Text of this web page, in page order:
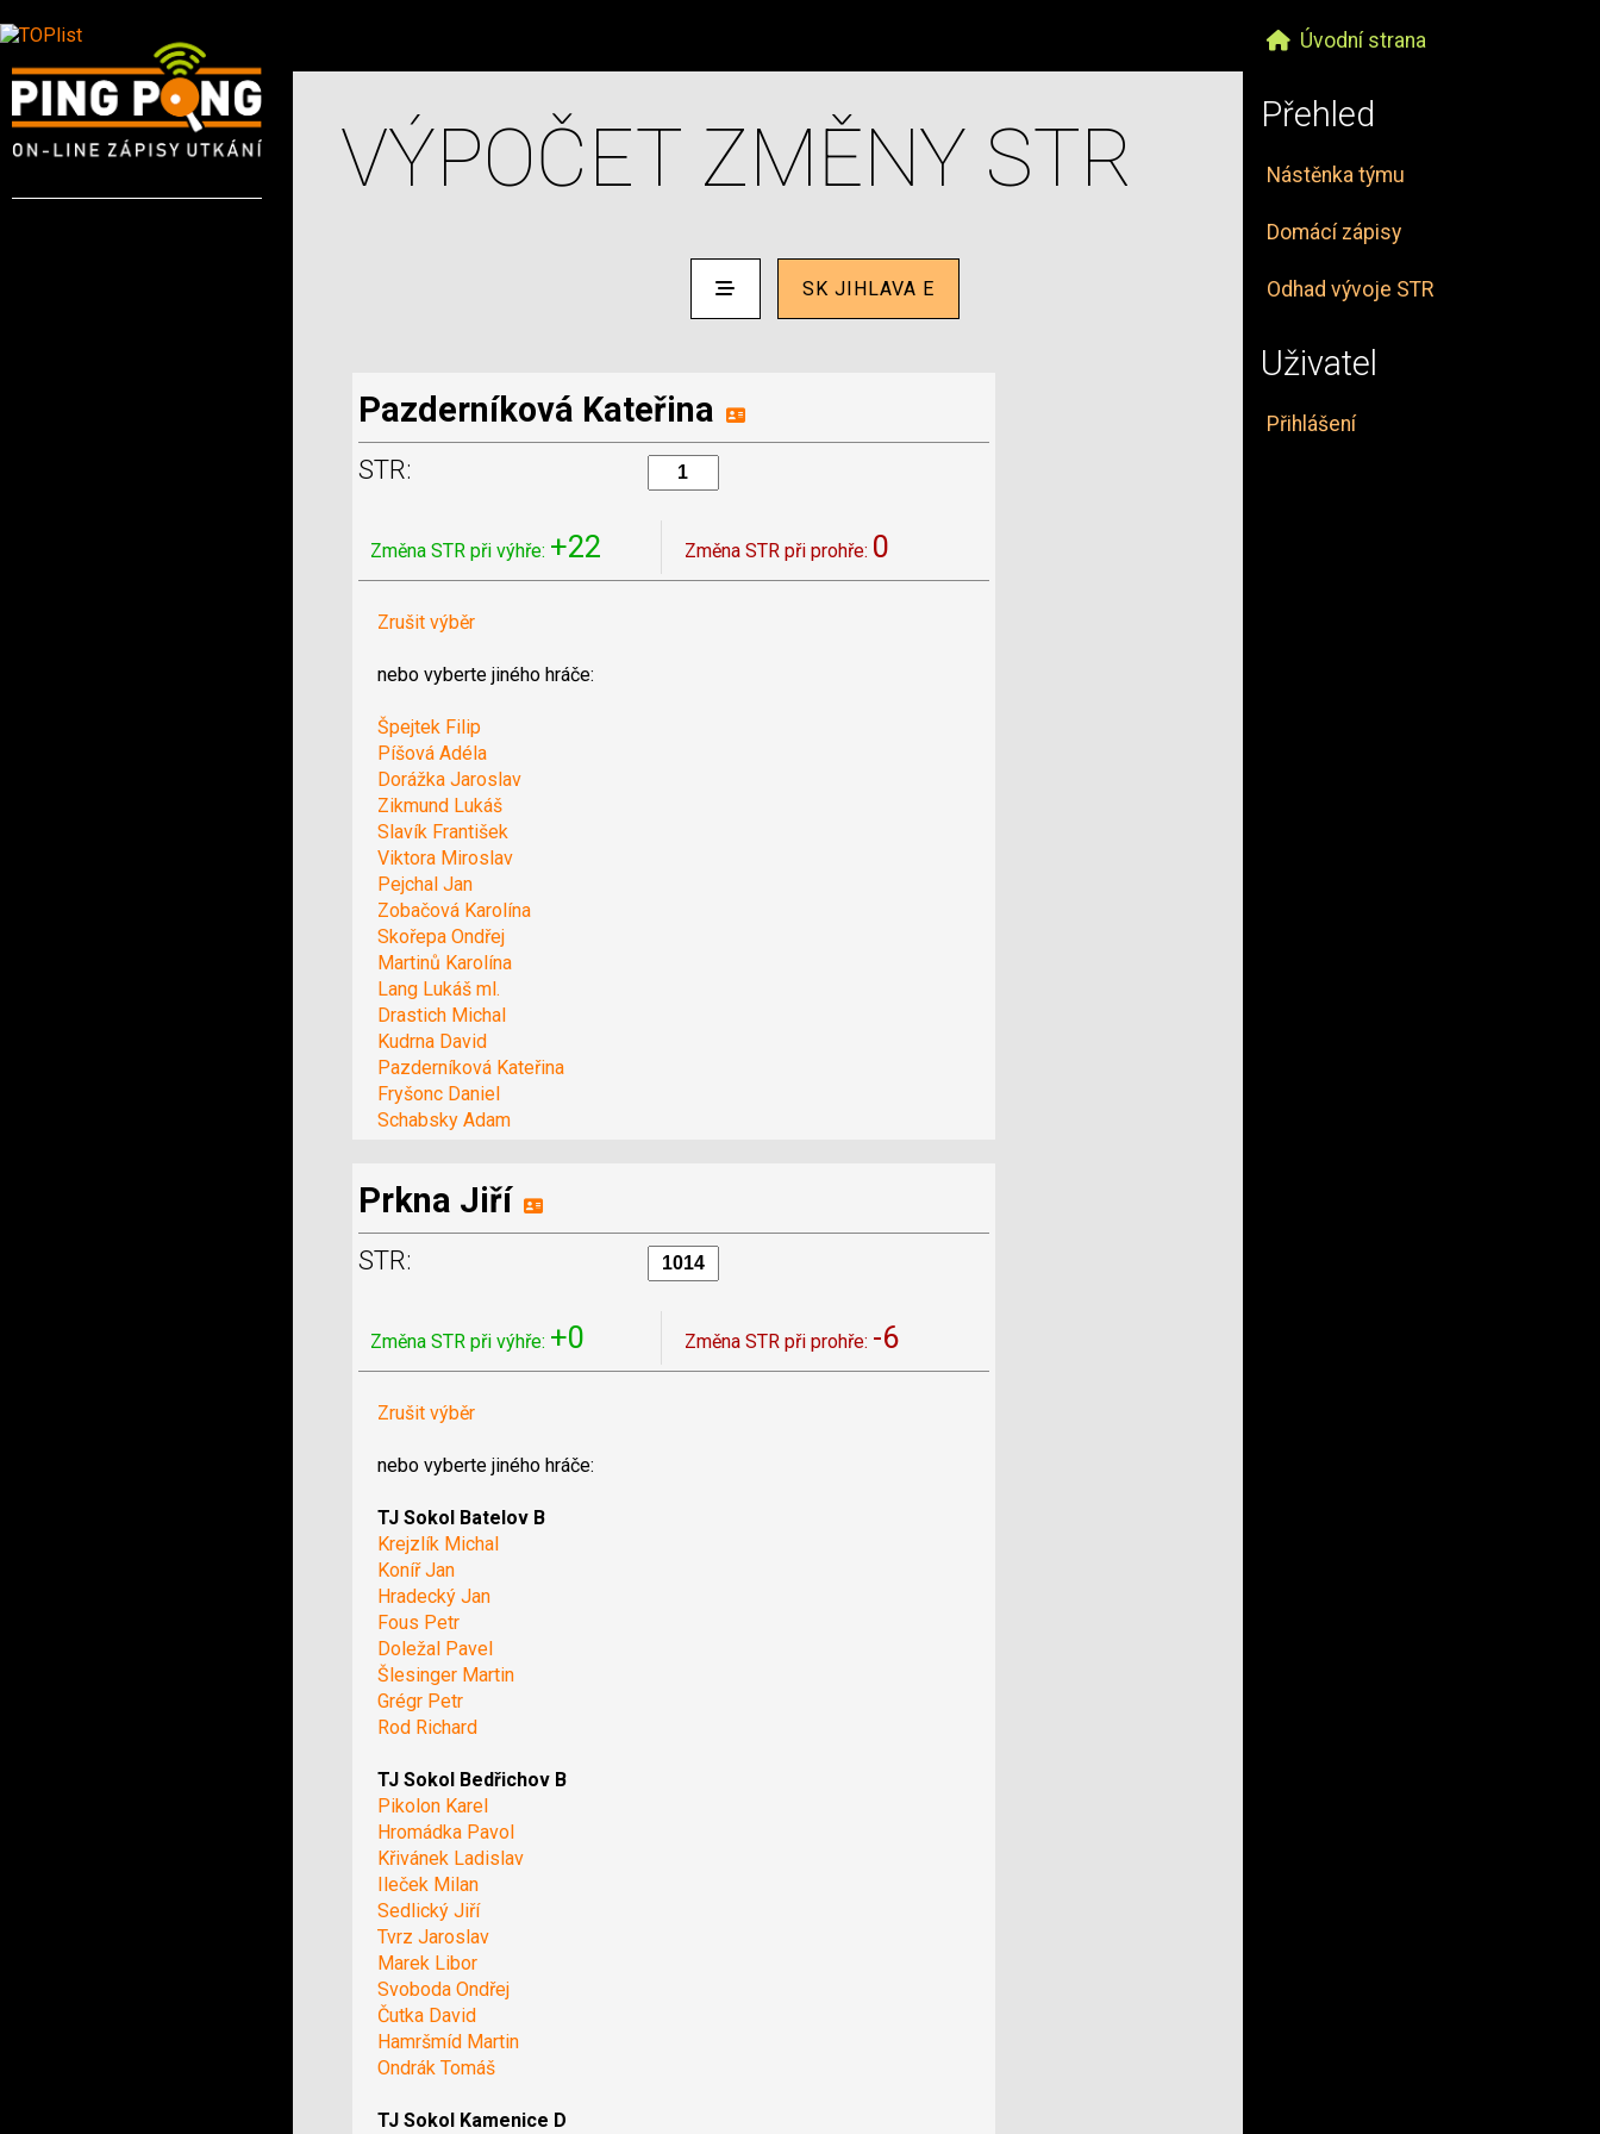
Úvodní strana
Přehled
Nástěnka týmu
Domácí zápisy
Odhad vývoje STR
Uživatel
Přihlášení
VÝPOČET ZMĚNY STR
SK JIHLAVA E
Pazderníková Kateřina
STR:
Změna STR při výhře: +22 Změna STR při prohře: 0
Zrušit výběr
nebo vyberte jiného hráče:
Špejtek Filip
Píšová Adéla
Dorážka Jaroslav
Zikmund Lukáš
Slavík František
Viktora Miroslav
Pejchal Jan
Zobačová Karolína
Skořepa Ondřej
Martinů Karolína
Lang Lukáš ml.
Drastich Michal
Kudrna David
Pazderníková Kateřina
Fryšonc Daniel
Schabsky Adam
Prkna Jiří
STR:
Změna STR při výhře: +0 Změna STR při prohře: -6
Zrušit výběr
nebo vyberte jiného hráče:
TJ Sokol Batelov B
Krejzlík Michal
Koníř Jan
Hradecký Jan
Fous Petr
Doležal Pavel
Šlesinger Martin
Grégr Petr
Rod Richard
TJ Sokol Bedřichov B
Pikolon Karel
Hromádka Pavol
Křivánek Ladislav
Ileček Milan
Sedlický Jiří
Tvrz Jaroslav
Marek Libor
Svoboda Ondřej
Čutka David
Hamršmíd Martin
Ondrák Tomáš
TJ Sokol Kamenice D